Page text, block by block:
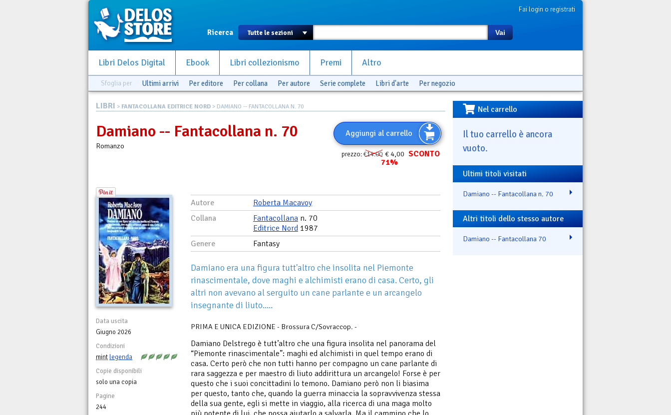
Fai login o registrati
Ricerca Vai
Libri Delos Digital Ebook Libri collezionismo Premi Altro
Sfoglia per Ultimi arrivi Per editore Per collana Per autore Serie complete Libri d'arte Per negozio
LIBRI > FANTACOLLANA EDITRICE NORD > DAMIANO -- FANTACOLLANA N. 70
Aggiungi al carrello
prezzo:€14.00 € 4,00 SCONTO
71%
Damiano -- Fantacollana n. 70
Romanzo
Data uscita
Giugno 2026
Condizioni
mint legenda
Copie disponibili
solo una copia
Pagine
244
Autore
Roberta Macavoy
Collana
Fantacollana n. 70
Editrice Nord 1987
Genere
Fantasy
Damiano era una figura tutt'altro che insolita nel Piemonte
rinascimentale, dove maghi e alchimisti erano di casa. Certo, gli
altri non avevano al serguito un cane parlante e un arcangelo
insegnante di liuto.....
PRIMA E UNICA EDIZIONE - Brossura C/Sovraccop. -
Damiano Delstrego è tutt’altro che una figura insolita nel panorama del
“Piemonte rinascimentale”: maghi ed alchimisti in quel tempo erano di
casa. Certo però che non tutti hanno per compagno un cane parlante di
rara saggezza e per maestro di liuto addirittura un arcangelo! Forse è per
questo che i suoi concittadini lo temono. Damiano però non li biasima
per questo, tanto che, quando la guerra minaccia la sopravvivenza stessa
della sua gente, egli si mette in viaggio, alla ricerca di una maga molto
Nel carrello
Il tuo carrello è ancora
vuoto.
Ultimi titoli visitati
Damiano -- Fantacollana n. 70
Altri titoli dello stesso autore
Damiano -- Fantacollana 70